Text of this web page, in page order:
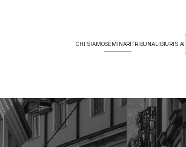
CHI SIAMOSEMINARITRIBUNALIGIURIS AI